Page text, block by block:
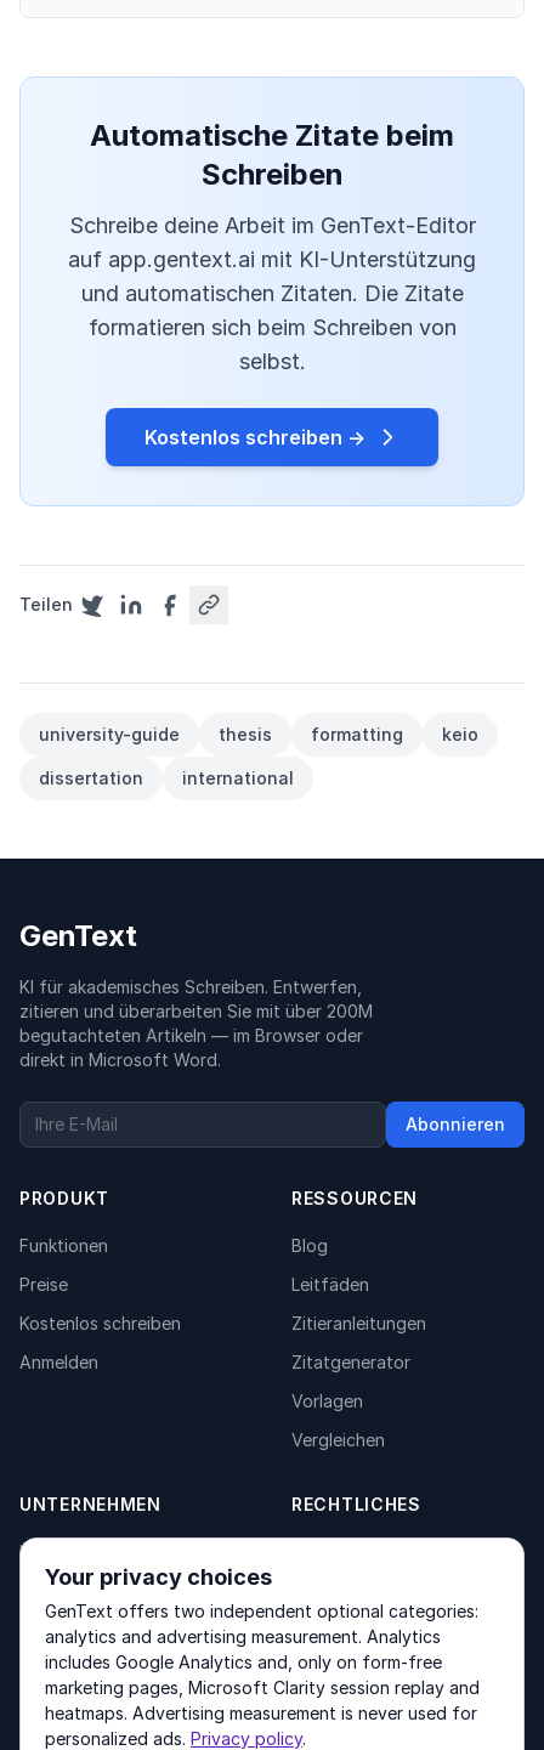
Automatische Zitate beim
Schreiben
Schreibe deine Arbeit im GenText-Editor
auf app.gentext.ai mit KI-Unterstützung
und automatischen Zitaten. Die Zitate
formatieren sich beim Schreiben von
selbst.
Kostenlos schreiben →
Teilen
university-guide thesis formatting keio
dissertation international
GenText
KI für akademisches Schreiben. Entwerfen,
zitieren und überarbeiten Sie mit über 200M
begutachteten Artikeln — im Browser oder
direkt in Microsoft Word.
Abonnieren
PRODUKT
Funktionen
Preise
Kostenlos schreiben
Anmelden
RESSOURCEN
Blog
Leitfäden
Zitieranleitungen
Zitatgenerator
Vorlagen
Vergleichen
UNTERNEHMEN
Über uns
Kontakt
Produkte
RECHTLICHES
Terms of Service
Other products by GenText Group:LexDraft· MentalNote
Your privacy choices
GenText offers two independent optional categories:
analytics and advertising measurement. Analytics
includes Google Analytics and, only on form-free
marketing pages, Microsoft Clarity session replay and
heatmaps. Advertising measurement is never used for
personalized ads. Privacy policy.